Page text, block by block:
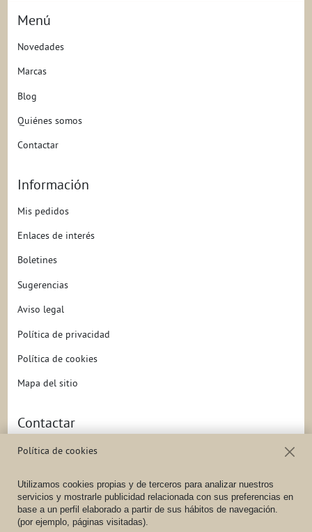
Menú
Novedades
Marcas
Blog
Quiénes somos
Contactar
Información
Mis pedidos
Enlaces de interés
Boletines
Sugerencias
Aviso legal
Política de privacidad
Política de cookies
Mapa del sitio
Contactar
Dirección
C/ Federica Montseny, 16
Teléfono
(+34) 983 10 14 81/(+34) 647 71 01 87
Móvil
(+34) 647 71 01 87
Política de cookies
Utilizamos cookies propias y de terceros para analizar nuestros
servicios y mostrarle publicidad relacionada con sus preferencias en
base a un perfil elaborado a partir de sus hábitos de navegación.
(por ejemplo, páginas visitadas).